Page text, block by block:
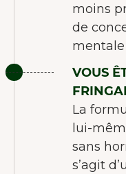
moins
de
mentale
VOUS
La
lui-
sans
s’agit